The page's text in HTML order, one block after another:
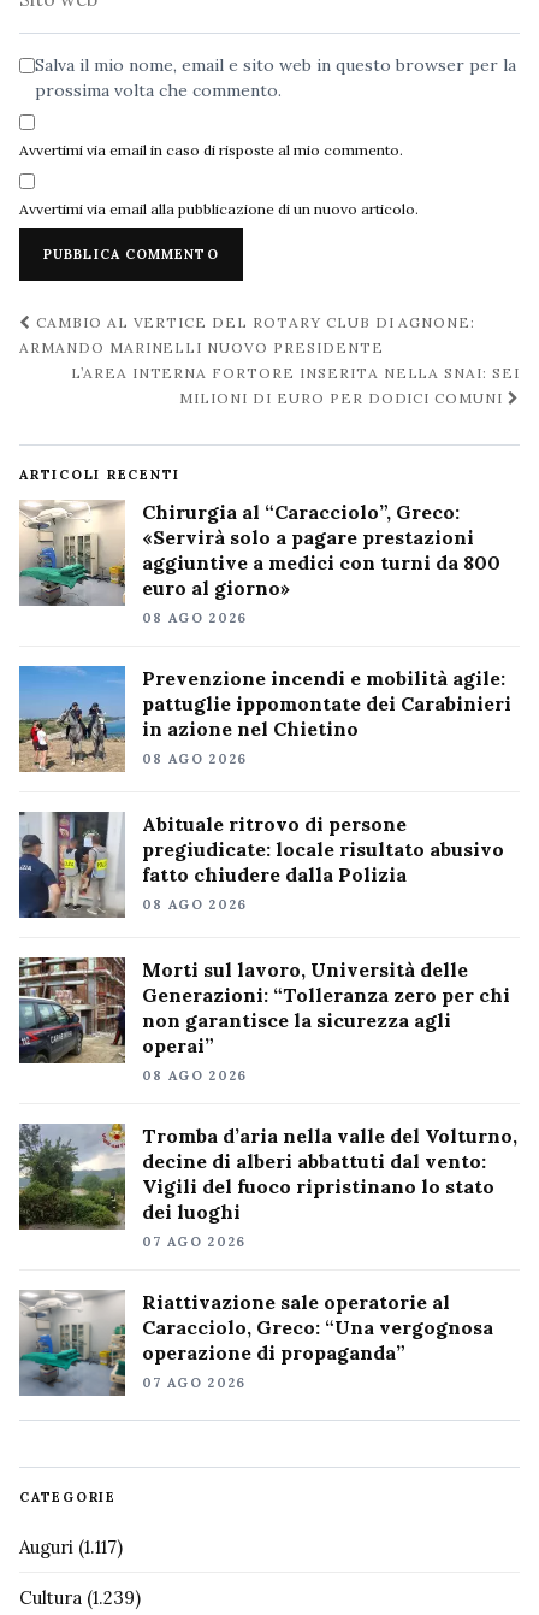
Salva il mio nome, email e sito web in questo browser per la
prossima volta che commento.
Avvertimi via email in caso di risposte al mio commento.
Avvertimi via email alla pubblicazione di un nuovo articolo.
Navigazione
post
CAMBIO AL VERTICE DEL ROTARY CLUB DI AGNONE:
ARMANDO MARINELLI NUOVO PRESIDENTE
L’AREA INTERNA FORTORE INSERITA NELLA SNAI: SEI
MILIONI DI EURO PER DODICI COMUNI
ARTICOLI RECENTI
Chirurgia al “Caracciolo”, Greco:
«Servirà solo a pagare prestazioni
aggiuntive a medici con turni da 800
euro al giorno»
08 AGO 2026
Prevenzione incendi e mobilità agile:
pattuglie ippomontate dei Carabinieri
in azione nel Chietino
08 AGO 2026
Abituale ritrovo di persone
pregiudicate: locale risultato abusivo
fatto chiudere dalla Polizia
08 AGO 2026
Morti sul lavoro, Università delle
Generazioni: “Tolleranza zero per chi
non garantisce la sicurezza agli
operai”
08 AGO 2026
Tromba d’aria nella valle del Volturno,
decine di alberi abbattuti dal vento:
Vigili del fuoco ripristinano lo stato
dei luoghi
07 AGO 2026
Riattivazione sale operatorie al
Caracciolo, Greco: “Una vergognosa
operazione di propaganda”
07 AGO 2026
CATEGORIE
Auguri (1.117)
Cultura (1.239)